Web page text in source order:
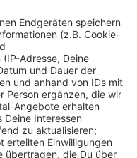
mich an der Zeit war,
habe der Popkultur
aufgedrückt, und
Spiele in Angriff
Präsident von
Außerdem werde
Zeiten machen und
Worlds in der